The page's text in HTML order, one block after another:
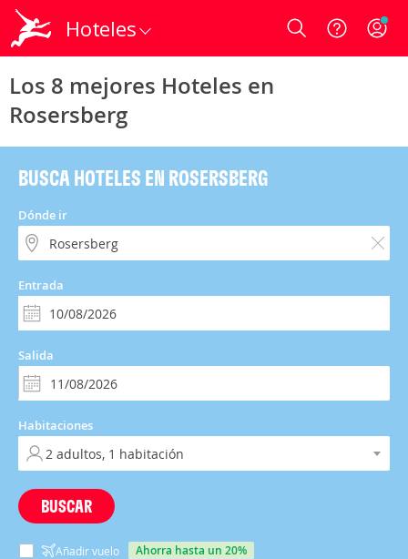
Hoteles Login
Los 8 mejores Hoteles en
Rosersberg
BUSCA HOTELES EN ROSERSBERG
Dónde ir
Entrada
Salida
Habitaciones
BUSCAR
Añadir vuelo ahorra hasta un 20%